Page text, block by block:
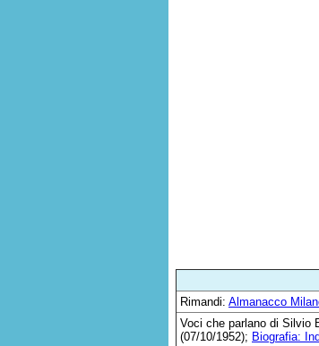
Rimandi: Almanacco
Voci che parlano di Silvio
(07/10/1952); Biografia: